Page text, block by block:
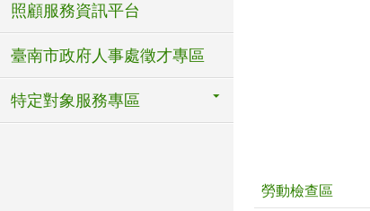
照顧服務資訊平台
臺南市政府人事處徵才專區
特定對象服務專區
勞動檢查區